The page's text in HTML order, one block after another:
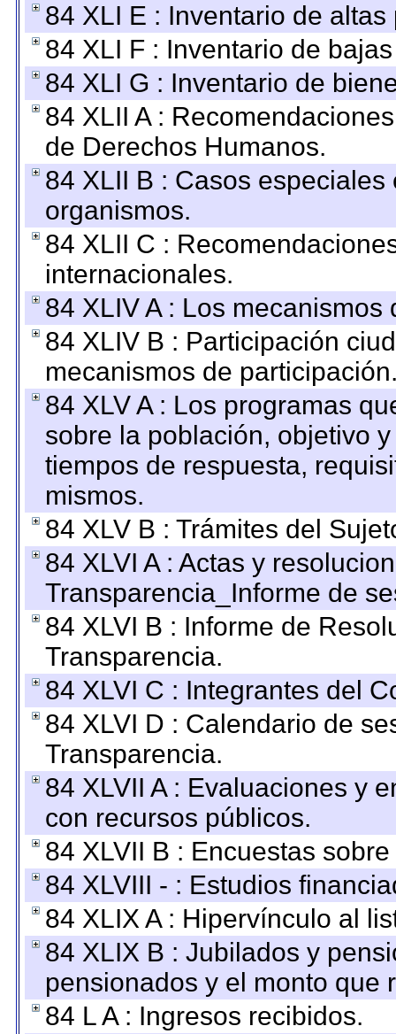
84 XLI E : Inventario de
84 XLI F : Inventario de
84 XLI G : Inventario de
84 XLII A :
de Derechos Humanos.
84 XLII B : Casos
organismos.
84 XLII C :
internacionales.
84 XLIV A : Los
84 XLIV B : Participación
mecanismos de
84 XLV A : Los programas
sobre la población, objetivo
tiempos de respuesta,
mismos.
84 XLV B : Trámites del
84 XLVI A : Actas y
Transparencia_Informe de
84 XLVI B : Informe de
Transparencia.
84 XLVI C : Integrantes del
84 XLVI D : Calendario de
Transparencia.
84 XLVII A : Evaluaciones y
con recursos públicos.
84 XLVII B : Encuestas
84 XLVIII - : Estudios
84 XLIX A : Hipervínculo al
84 XLIX B : Jubilados y
pensionados y el monto que
84 L A : Ingresos recibidos.